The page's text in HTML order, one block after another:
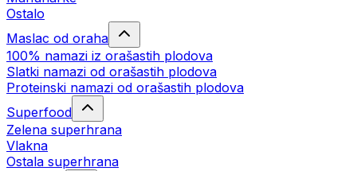
Ostalo
Maslac od oraha
100% namazi iz orašastih plodova
Slatki namazi od orašastih plodova
Proteinski namazi od orašastih plodova
Superfood
Zelena superhrana
Vlakna
Ostala superhrana